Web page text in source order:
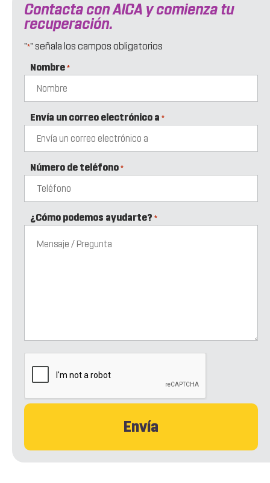
Contacta con AICA y comienza tu
recuperación.
"*" señala los campos obligatorios
Nombre *
Envía un correo electrónico a *
Número de teléfono *
¿Cómo podemos ayudarte? *